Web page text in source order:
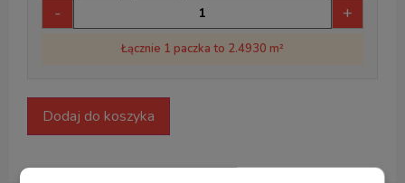
- +
Łącznie 1 paczka to 2.4930 m²
Dodaj do koszyka